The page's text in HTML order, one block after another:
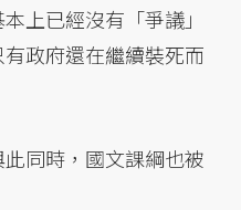
上已經沒有「爭議」
政府還在繼續裝死而
同時，國文課綱也被